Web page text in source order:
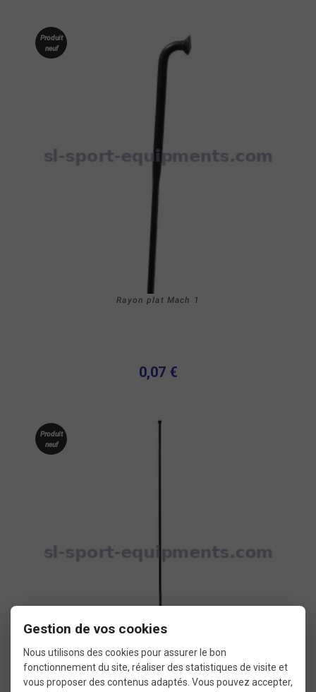
Produit
neuf
Rayon plat Mach 1
0,07 €
Produit
neuf
Gestion de vos cookies
Nous utilisons des cookies pour assurer le bon
fonctionnement du site, réaliser des statistiques de visite et
vous proposer des contenus adaptés. Vous pouvez accepter,